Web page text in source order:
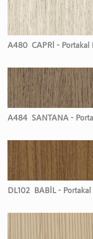
A480 CAPRİ - Portakal
A484 SANTANA -
DL102 BABİL -